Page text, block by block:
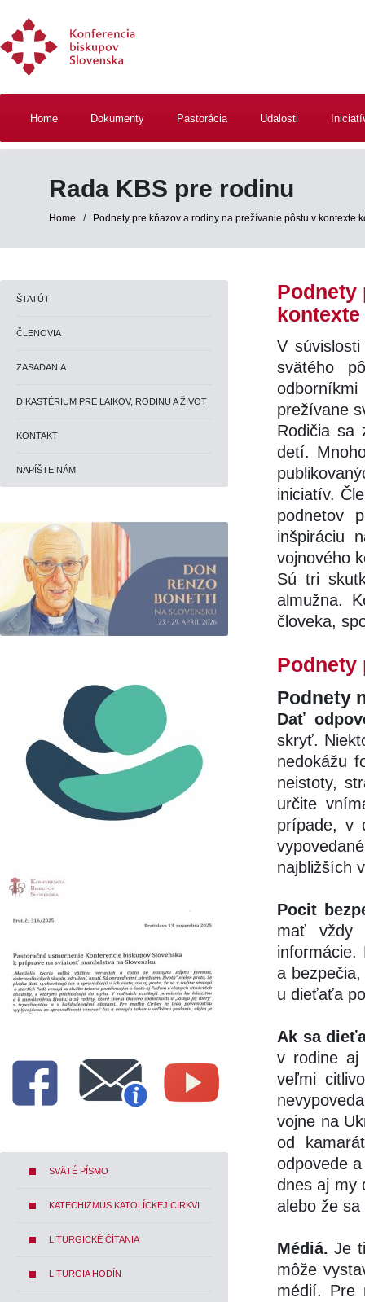
Home Dokumenty Pastorácia Udalosti
Rada KBS pre rodinu
Home / Podnety pre kňazov a rodiny na prežívanie pôstu v kontexte
ŠTATÚT
ČLENOVIA
ZASADANIA
DIKASTÉRIUM PRE LAIKOV, RODINU A ŽIVOT
KONTAKT
NAPÍŠTE NÁM
SVÄTÉ PÍSMO
KATECHIZMUS KATOLÍCKEJ CIRKVI
LITURGICKÉ ČÍTANIA
LITURGIA HODÍN
Podnety
V
svätého
prežívane
Rodičia sa
detí.
iniciatív.
podnetov
inšpiráciu
vojnového
Sú tri
almužna.
človeka,
Podnety
Podnety
Dať
skryť.
nedokážu
neistoty,
určite
prípade, v
najbližších
Pocit
mať vždy
a
u dieťaťa
Ak sa
v rodine aj
veľmi
vojne na
od
odpovede
dnes aj my
alebo že
Médiá.Je
môže
médií. Pre